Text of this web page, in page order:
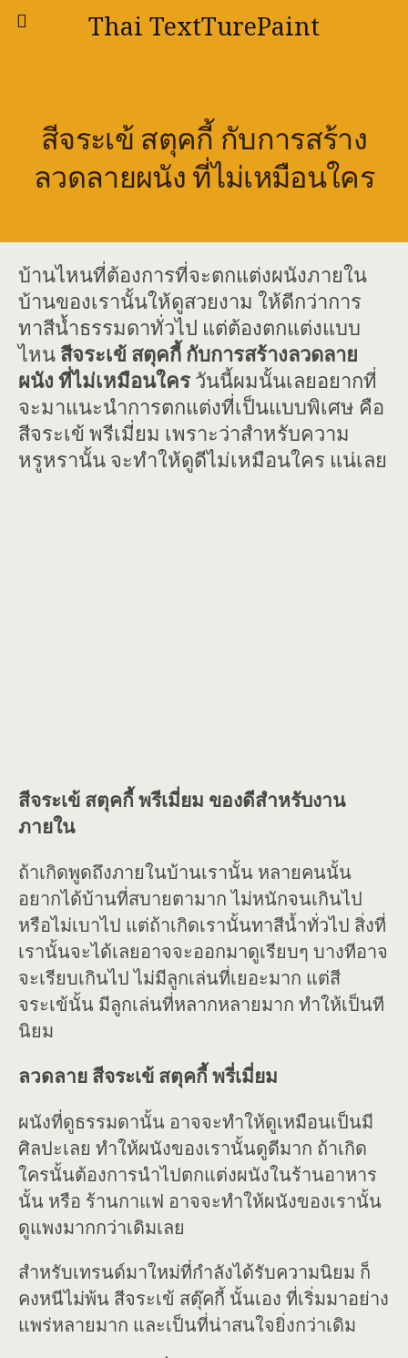
Thai TextTurePaint
สีจระเข้ สตุคกี้ กับการสร้าง
ลวดลายผนัง ที่ไม่เหมือนใคร
บ้านไหนที่ต้องการที่จะตกแต่งผนังภายใน
บ้านของเรานั้นให้ดูสวยงาม ให้ดีกว่าการ
ทาสีน้ำธรรมดาทั่วไป แต่ต้องตกแต่งแบบ
ไหน สีจระเข้ สตุคกี้ กับการสร้างลวดลาย
ผนัง ที่ไม่เหมือนใคร วันนี้ผมนั้นเลยอยากที่
จะมาแนะนำการตกแต่งที่เป็นแบบพิเศษ คือ
สีจระเข้ พรีเมี่ยม เพราะว่าสำหรับความ
หรูหรานั้น จะทำให้ดูดีไม่เหมือนใคร แน่เลย
สีจระเข้ สตุคกี้ พรีเมี่ยม ของดีสำหรับงาน
ภายใน
ถ้าเกิดพูดถึงภายในบ้านเรานั้น หลายคนนั้น
อยากได้บ้านที่สบายตามาก ไม่หนักจนเกินไป
หรือไม่เบาไป แต่ถ้าเกิดเรานั้นทาสีน้ำทั่วไป สิ่งที่
เรานั้นจะได้เลยอาจจะออกมาดูเรียบๆ บางทีอาจ
จะเรียบเกินไป ไม่มีลูกเล่นที่เยอะมาก แต่สี
จระเข้นั้น มีลูกเล่นที่หลากหลายมาก ทำให้เป็นที
นิยม
ลวดลาย สีจระเข้ สตุคกี้ พรี่เมี่ยม
ผนังที่ดูธรรมดานั้น อาจจะทำให้ดูเหมือนเป็นมี
ศิลปะเลย ทำให้ผนังของเรานั้นดูดีมาก ถ้าเกิด
ใครนั้นต้องการนำไปตกแต่งผนังในร้านอาหาร
นั้น หรือ ร้านกาแฟ อาจจะทำให้ผนังของเรานั้น
ดูแพงมากกว่าเดิมเลย
สำหรับเทรนด์มาใหม่ที่กำลังได้รับความนิยม ก็
คงหนีไม่พ้น สีจระเข้ สตุ๊คกี้ นั้นเอง ที่เริ่มมาอย่าง
แพร่หลายมาก และเป็นที่น่าสนใจยิ่งกว่าเดิม